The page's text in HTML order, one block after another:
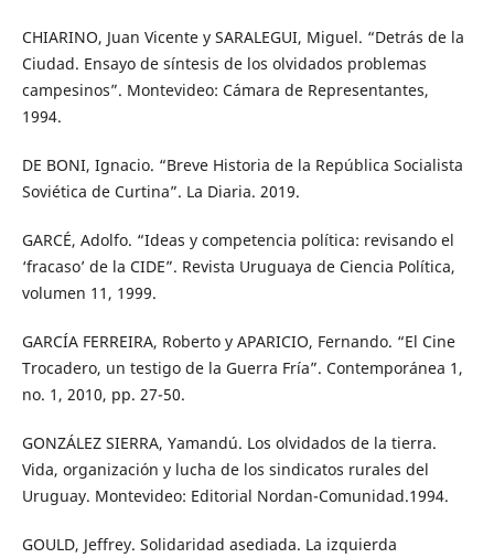
CHIARINO, Juan Vicente y SARALEGUI, Miguel. “Detrás de la
Ciudad. Ensayo de síntesis de los olvidados problemas
campesinos”. Montevideo: Cámara de Representantes,
1994.
DE BONI, Ignacio. “Breve Historia de la República Socialista
Soviética de Curtina”. La Diaria. 2019.
GARCÉ, Adolfo. “Ideas y competencia política: revisando el
‘fracaso’ de la CIDE”. Revista Uruguaya de Ciencia Política,
volumen 11, 1999.
GARCÍA FERREIRA, Roberto y APARICIO, Fernando. “El Cine
Trocadero, un testigo de la Guerra Fría”. Contemporánea 1,
no. 1, 2010, pp. 27-50.
GONZÁLEZ SIERRA, Yamandú. Los olvidados de la tierra.
Vida, organización y lucha de los sindicatos rurales del
Uruguay. Montevideo: Editorial Nordan-Comunidad.1994.
GOULD, Jeffrey. Solidaridad asediada. La izquierda